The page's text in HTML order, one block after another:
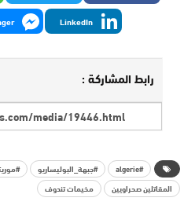
LinkedIn
رابط المشاركة :
#algerie #جبهة_البوليساريو
المقاتلين صحراويين
مخيمات تندوف